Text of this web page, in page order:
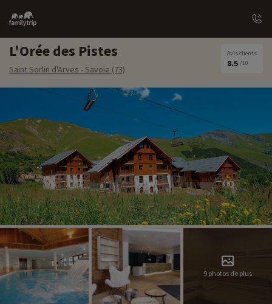
Family
trip
L'Orée des Pistes
Saint Sorlin d'Arves - Savoie (73)
Avis clients
8.5 /10
9 photos de plus